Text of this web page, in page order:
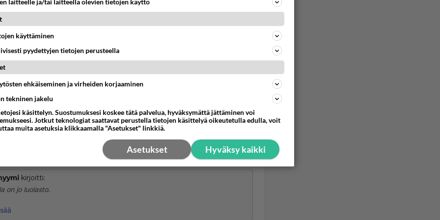
nykyaikaistuivat, ne myös pienenivät kooltaan. Puijon
jäi 1990-luvulla vaille käyttöä, eikä siellä vieläkään ole muuta
tyhjät huoneet.
keksimään käyttöä tuolle.
Kommentoi
kirjoitti:
on jo luolasto.
on oikeastaan pitkä käytävä, jonka varrelle on rakennettu pari isompaa ja
laitteelle ja/tai laitteella olevien tietojen käyttö
käyttäminen
pyydettyjen tietojen perusteella
ehkäiseminen ja virheiden korjaaminen
tekninen jakelu
käsittelyn. Suostumuksesi koskee tätä palvelua, hyväksymättä jättäminen voi
Jotkut teknologiat saattavat perustella tietojen käsittelyä oikeutetulla edulla, voit
muita asetuksia klikkaamalla "Asetukset" linkkiä.
Hyväksy kaikki
Asetukset